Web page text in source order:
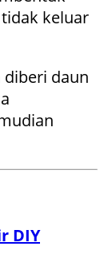
keluar
diberi daun
DIY